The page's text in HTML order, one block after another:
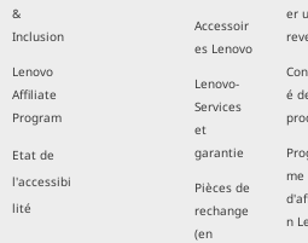
&
Inclusion
Lenovo
Affiliate
Program
Etat de
l'accessibi
lité
Accessoir
es Lenovo
Lenovo-
Services
et
garantie
Pièces de
rechange
(en
er
é
me
n